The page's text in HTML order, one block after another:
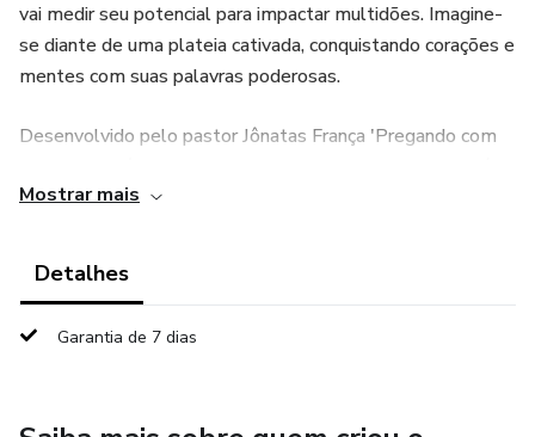
vai medir seu potencial para impactar multidões. Imagine-
se diante de uma plateia cativada, conquistando corações e
mentes com suas palavras poderosas.
Desenvolvido pelo pastor Jônatas França 'Pregando com
de um orador comum a um líder inspirador. Com uma
segredos para criar discursos impactantes, construir
início ao fim.
Mostrar mais
Detalhes
Garantia de 7 dias